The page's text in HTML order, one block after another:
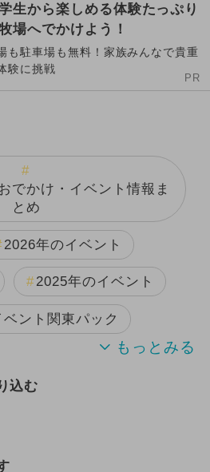
生から楽しめる体験たっぷり
場へでかけよう！
も駐車場も無料！家族みんなで貴重
験に挑戦
PR
でかけ・イベント情報ま
とめ
2026年のイベント
2025年のイベント
ベント関東パック
ト
込む